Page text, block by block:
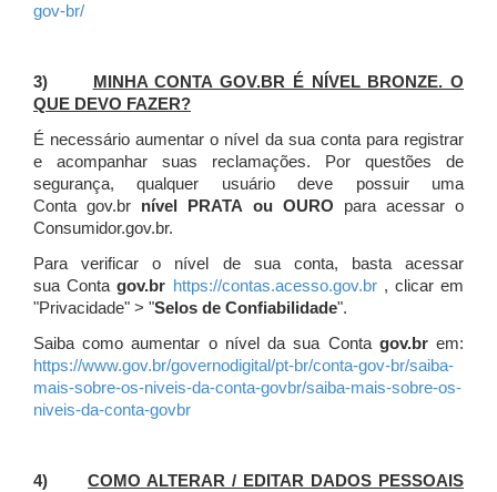
gov-br/
3)
MINHA CONTA GOV.BR É NÍVEL BRONZE. O
QUE DEVO FAZER?
É necessário aumentar o nível da sua conta para registrar
e acompanhar suas reclamações. Por questões de
segurança, qualquer usuário deve possuir uma
Conta gov.br nível PRATA ou OURO para acessar o
Consumidor.gov.br.
Para verificar o nível de sua conta, basta acessar
sua Contagov.br https://contas.acesso.gov.br, clicar em
"Privacidade" > "Selos de Confiabilidade".
Saiba como aumentar o nível da sua Conta gov.brem:
https://www.gov.br/governodigital/pt-br/conta-gov-br/saiba-
mais-sobre-os-niveis-da-conta-govbr/saiba-mais-sobre-os-
niveis-da-conta-govbr
4) COMO ALTERAR / EDITAR DADOS PESSOAIS